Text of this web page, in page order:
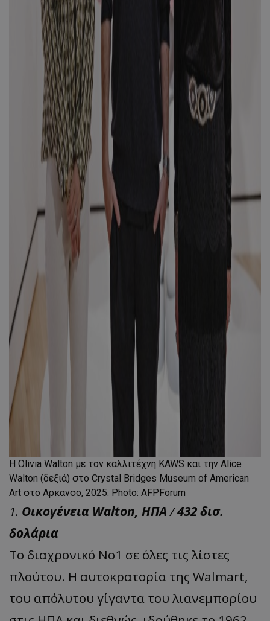
H Olivia Walton με τον καλλιτέχνη KAWS και την Alice
Walton (δεξιά) στο Crystal Bridges Museum of American
Art στο Αρκανσο, 2025. Photo: AFPForum
1. Οικογένεια Walton, ΗΠΑ/432 δισ.
δολάρια
Το διαχρονικό Νο1 σε όλες τις λίστες
πλούτου. Η αυτοκρατορία της Walmart,
του απόλυτου γίγαντα του λιανεμπορίου